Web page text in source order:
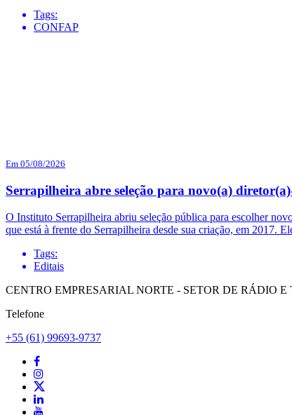
Tags:
CONFAP
Em 05/08/2026
Serrapilheira abre seleção para novo(a)
O Instituto Serrapilheira abriu seleção pública para escolher
que está à frente do Serrapilheira desde sua criação, em
Tags:
Editais
CENTRO EMPRESARIAL NORTE - SETOR DE RÁDIO
Telefone
+55 (61) 99693-9737